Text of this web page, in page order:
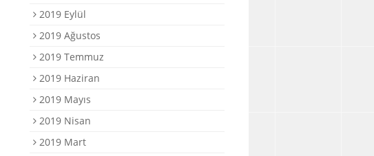
2019 Eylül
2019 Ağustos
2019 Temmuz
2019 Haziran
2019 Mayıs
2019 Nisan
2019 Mart